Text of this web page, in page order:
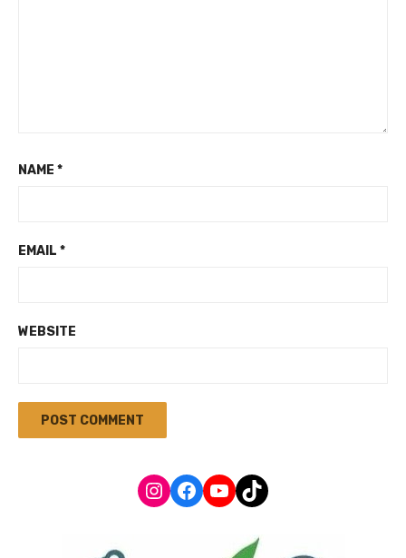
NAME *
EMAIL *
WEBSITE
Instagram
Facebook
YouTube
TikTok